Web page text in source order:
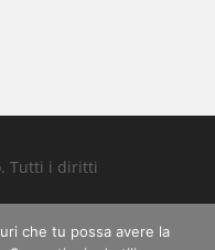
Tutti i diritti
che tu possa avere la